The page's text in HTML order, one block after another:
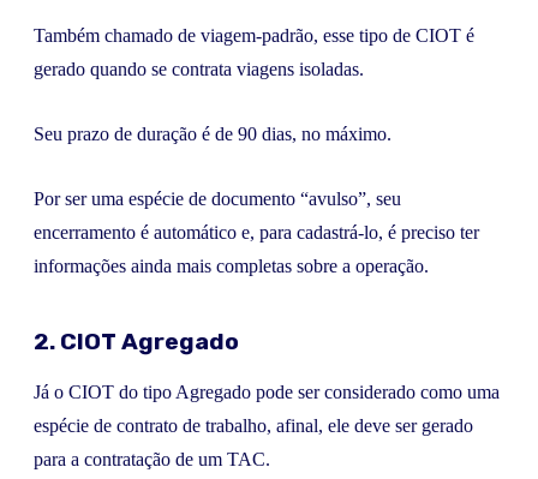
Também chamado de viagem-padrão, esse tipo de CIOT é
gerado quando se contrata viagens isoladas.
Seu prazo de duração é de 90 dias, no máximo.
Por ser uma espécie de documento “avulso”, seu
encerramento é automático e, para cadastrá-lo, é preciso ter
informações ainda mais completas sobre a operação.
2. CIOT Agregado
Já o CIOT do tipo Agregado pode ser considerado como uma
espécie de contrato de trabalho, afinal, ele deve ser gerado
para a contratação de um TAC.